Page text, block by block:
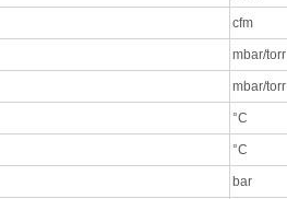
cfm
mbar/torr
mbar/torr
°C
°C
bar